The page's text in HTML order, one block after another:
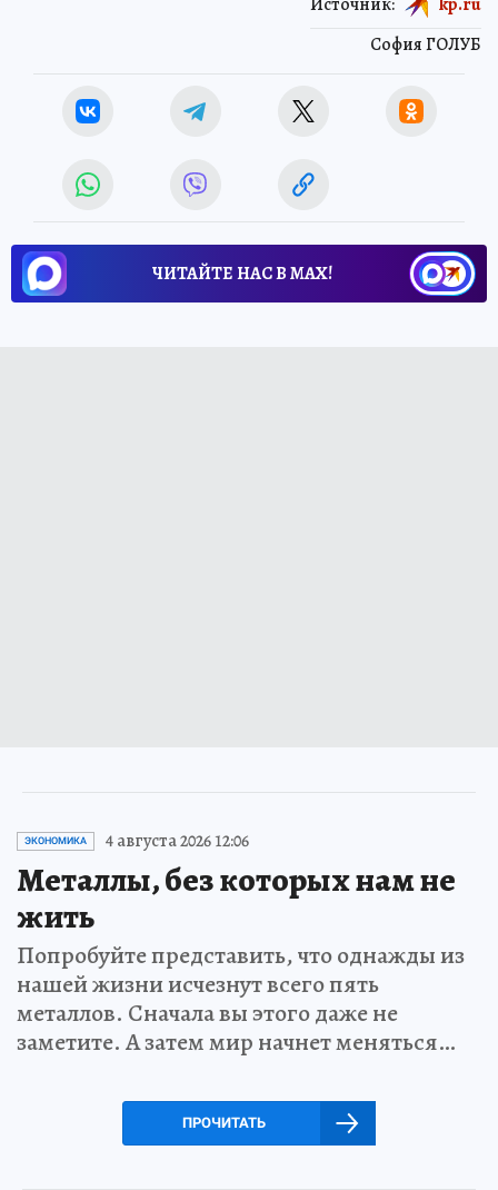
София ГОЛУБ
ЧИТАЙТЕ НАС В МАХ!
ЭКОНОМИКА 4 августа 2026 12:06
Металлы, без которых нам не
жить
Попробуйте представить, что однажды из
нашей жизни исчезнут всего пять
металлов. Сначала вы этого даже не
заметите. А затем мир начнет меняться…
ПРОЧИТАТЬ